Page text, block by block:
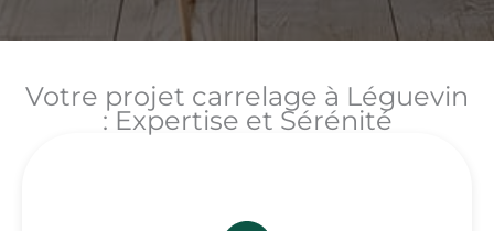
Votre projet carrelage à Léguevin
: Expertise et Sérénité